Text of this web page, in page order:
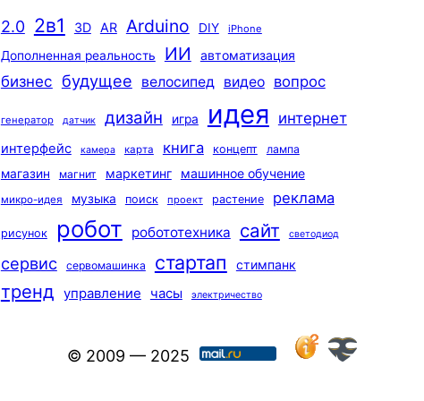
2.0 2в1 3D AR Arduino DIY iPhone
Дополненная реальность ИИ автоматизация
бизнес будущее велосипед видео вопрос
генератор датчик дизайн игра идея интернет
интерфейс камера карта книга концепт лампа
магазин магнит маркетинг машинное обучение
микро-идея музыка поиск проект растение реклама
рисунок робот робототехника сайт светодиод
сервис сервомашинка стартап стимпанк
тренд управление часы электричество
© 2009 — 2025